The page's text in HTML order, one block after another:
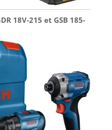
18V-215 et GSB 185-